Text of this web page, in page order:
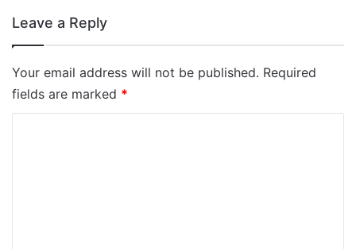
Leave a Reply
Your email address will not be published. Required
fields are marked *